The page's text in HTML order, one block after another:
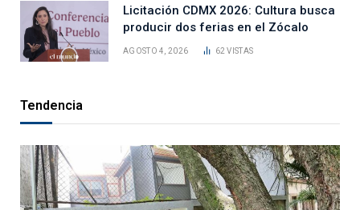
Licitación CDMX 2026: Cultura busca
producir dos ferias en el Zócalo
AGOSTO 4, 2026 62VISTAS
Tendencia